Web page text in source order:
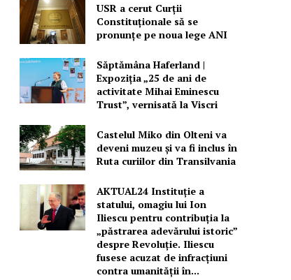
USR a cerut Curții
Constituționale să se
pronunțe pe noua lege ANI
Săptămâna Haferland |
Expoziţia „25 de ani de
activitate Mihai Eminescu
Trust”, vernisată la Viscri
Castelul Miko din Olteni va
deveni muzeu şi va fi inclus în
Ruta curiilor din Transilvania
AKTUAL24 Instituție a
statului, omagiu lui Ion
Iliescu pentru contribuția la
„păstrarea adevărului istoric”
despre Revoluție. Iliescu
fusese acuzat de infracțiuni
contra umanității în...